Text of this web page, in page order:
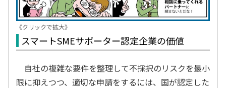
《クリックで拡大》
スマートSMEサポーター認定企業の価値
自社の複雑な要件を整理して不採択のリスクを最小
限に抑えつつ、適切な申請をするには、国が認定した